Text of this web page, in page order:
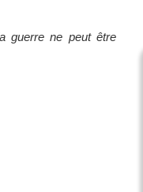
guerre ne peut être